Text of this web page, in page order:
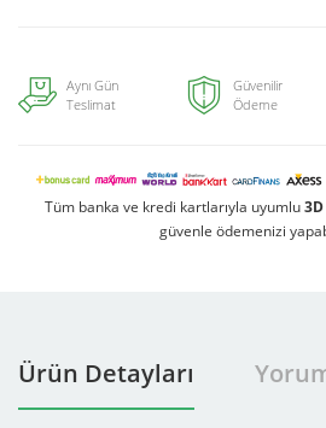
Aynı Gün
Teslimat
Güvenilir
Ödeme
Tüm banka ve kredi kartlarıyla uyumlu
güvenle ödemenizi
Ürün Detayları